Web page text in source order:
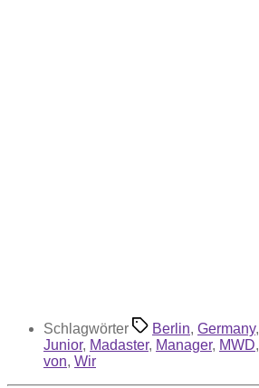
Schlagwörter Berlin, Germany,
Junior, Madaster, Manager, MWD,
von, Wir